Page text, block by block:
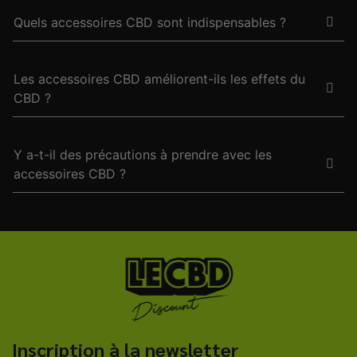
Quels accessoires CBD sont indispensables ?
Les accessoires CBD améliorent-ils les effets du
CBD ?
Y a-t-il des précautions à prendre avec les
accessoires CBD ?
Inscription à la newsletter